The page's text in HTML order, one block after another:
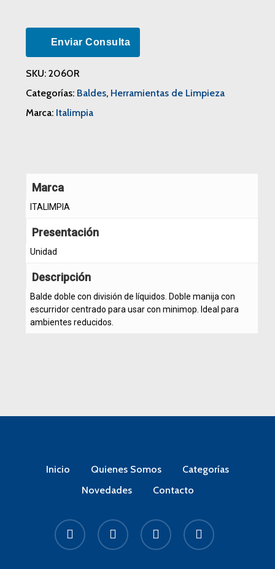
Enviar Consulta
SKU: 2060R
Categorías: Baldes, Herramientas de Limpieza
Marca: Italimpia
Marca
ITALIMPIA
Presentación
Unidad
Descripción
Balde doble con división de líquidos. Doble manija con
escurridor centrado para usar con minimop. Ideal para
ambientes reducidos.
Inicio Quienes Somos
Categorías
Novedades
Contacto
facebook linkedin instagram whatsapp